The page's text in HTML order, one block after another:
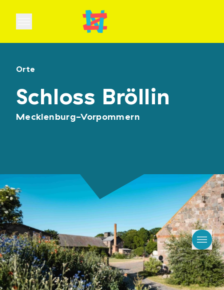
Open main menu
Orte
Schloss Bröllin
Mecklenburg-Vorpommern